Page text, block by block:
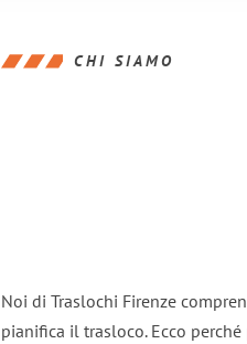
CHI SIAMO
Noi di Traslochi Firenze
pianifica il trasloco. Ecco